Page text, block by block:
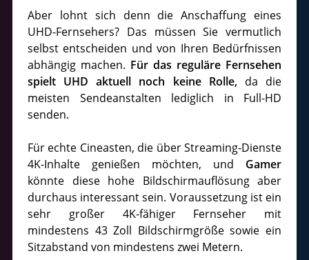
Aber lohnt sich denn die Anschaffung eines
UHD-Fernsehers? Das müssen Sie vermutlich
selbst entscheiden und von Ihren Bedürfnissen
abhängig machen. Für das reguläre Fernsehen
spielt UHD aktuell noch keine Rolle,da die
meisten Sendeanstalten lediglich in Full-HD
senden.
Für echte Cineasten, die über Streaming-Dienste
4K-Inhalte genießen möchten, und Gamer
könnte diese hohe Bildschirmauflösung aber
durchaus interessant sein. Voraussetzung ist ein
sehr großer 4K-fähiger Fernseher mit
mindestens 43 Zoll Bildschirmgröße sowie ein
Sitzabstand von mindestens zwei Metern.